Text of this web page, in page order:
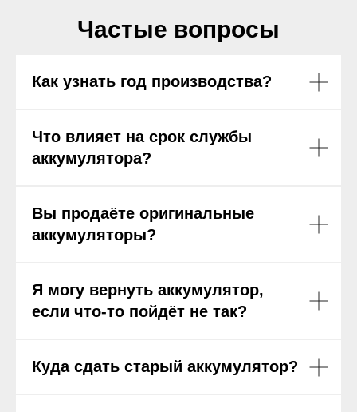
Частые вопросы
Как узнать год производства?
Что влияет на срок службы
аккумулятора?
Вы продаёте оригинальные
аккумуляторы?
Я могу вернуть аккумулятор,
если что-то пойдёт не так?
Куда сдать старый аккумулятор?